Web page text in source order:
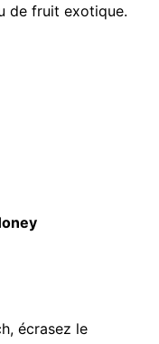
de fruit exotique.
écrasez le